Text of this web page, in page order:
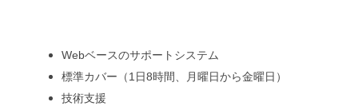
Webベースのサポートシステム
標準カバー（1日8時間、月曜日から金曜日）
技術支援